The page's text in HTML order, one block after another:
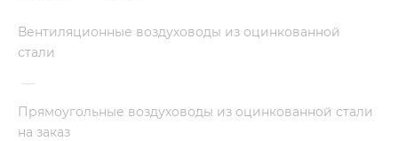
Вентиляционные воздуховоды из оцинкованной
стали
—
Прямоугольные воздуховоды из оцинкованной стали
на заказ